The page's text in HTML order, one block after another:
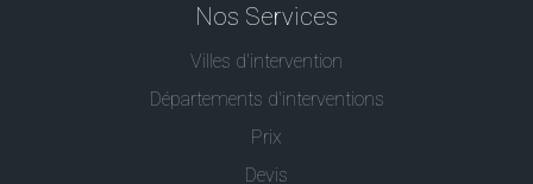
Nos Services
Villes d'intervention
Départements d'interventions
Prix
Devis